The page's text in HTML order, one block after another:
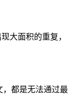
大面积的重复，
，都是无法通过最